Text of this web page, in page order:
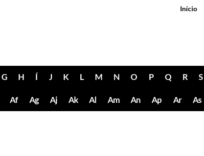
Início
G H Í J K L M N O P Q R S
Af Ag Aj Ak Al Am An Ap Ar As